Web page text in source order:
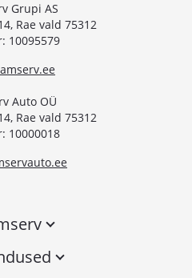
Grupi AS
Rae vald 75312
10095579
Auto OÜ
Rae vald 75312
10000018